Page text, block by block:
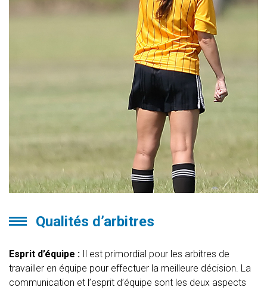
Qualités d’arbitres
Esprit d’équipe : Il est primordial pour les arbitres de
travailler en équipe pour effectuer la meilleure décision. La
communication et l’esprit d’équipe sont les deux aspects